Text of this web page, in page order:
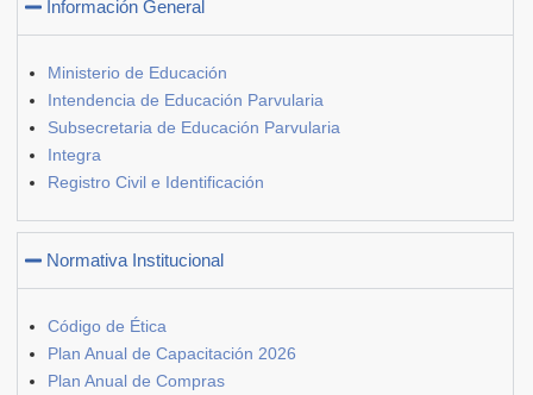
Información General
Ministerio de Educación
Intendencia de Educación Parvularia
Subsecretaria de Educación Parvularia
Integra
Registro Civil e Identificación
Normativa Institucional
Código de Ética
Plan Anual de Capacitación 2026
Plan Anual de Compras